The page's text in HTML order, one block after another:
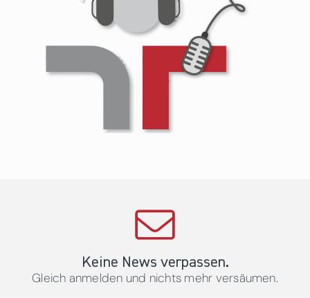
Keine News verpassen.
Gleich anmelden und nichts mehr versäumen.